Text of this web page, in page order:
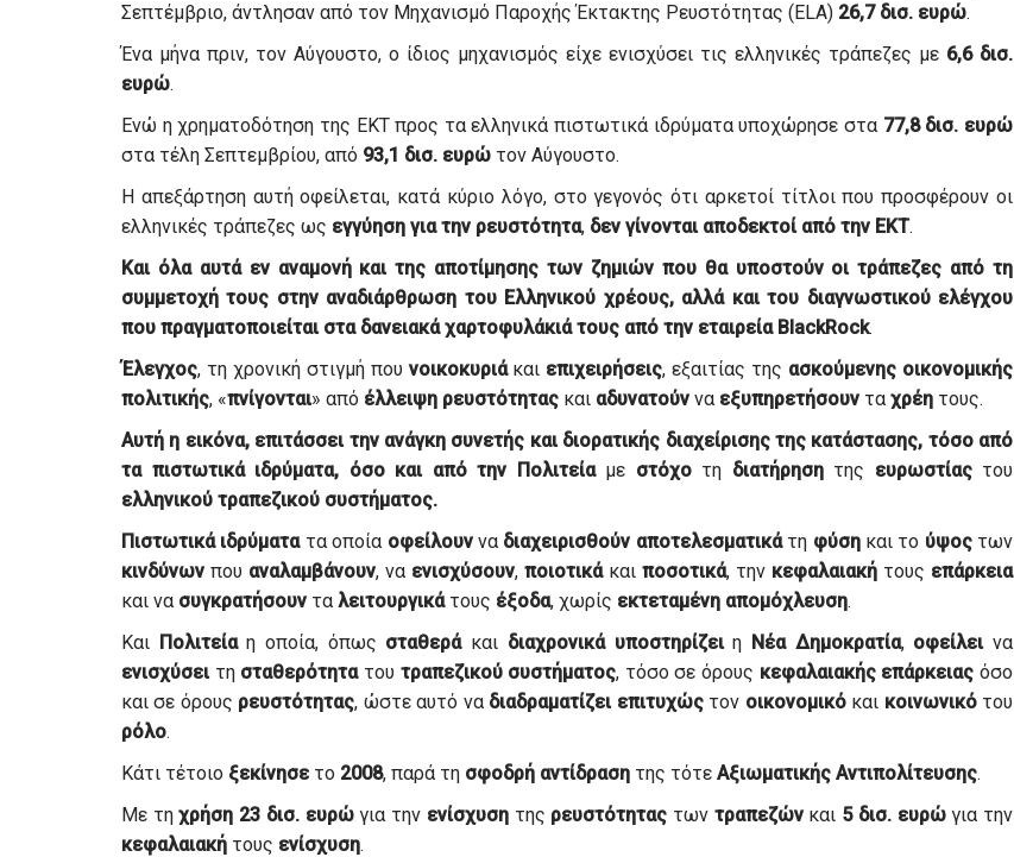
Σεπτέμβριο, άντλησαν από τον Μηχανισμό Παροχής Έκτακτης Ρευστότητας (ELA) 26,7 δισ. ευρώ.
Ένα μήνα πριν, τον Αύγουστο, ο ίδιος μηχανισμός είχε ενισχύσει τις ελληνικές τράπεζες με 6,6 δισ.
ευρώ.
Ενώ η χρηματοδότηση της ΕΚΤ προς τα ελληνικά πιστωτικά ιδρύματα υποχώρησε στα 77,8 δισ. ευρώ
στα τέλη Σεπτεμβρίου, από 93,1 δισ. ευρώ τον Αύγουστο.
Η απεξάρτηση αυτή οφείλεται, κατά κύριο λόγο, στο γεγονός ότι αρκετοί τίτλοι που προσφέρουν οι
ελληνικές τράπεζες ως εγγύηση για την ρευστότητα, δεν γίνονται αποδεκτοί από την ΕΚΤ.
Και όλα αυτά εν αναμονήκαι της αποτίμησης των ζημιώνπου θα υποστούνοιτράπεζες από τη
συμμετοχή τους στην αναδιάρθρωση του Ελληνικού χρέους, αλλά και του διαγνωστικού ελέγχου
που πραγματοποιείταιστα δανειακά χαρτοφυλάκιάτους από την εταιρεία BlackRock.
Έλεγχος, τη χρονική στιγμή που νοικοκυριάκαι επιχειρήσεις, εξαιτίας της ασκούμενης οικονομικής
πολιτικής, «πνίγονται» από έλλειψη ρευστότητας και αδυνατούν να εξυπηρετήσουν τα χρέη τους.
Αυτή η εικόνα, επιτάσσειτην ανάγκη συνετής και διορατικής διαχείρισηςτης κατάστασης, τόσο από
τα πιστωτικά ιδρύματα, όσο και από την Πολιτείαμε στόχοτη διατήρησητης ευρωστίαςτου
ελληνικού τραπεζικού συστήματος.
Πιστωτικά ιδρύματατα οποία οφείλουννα διαχειρισθούν αποτελεσματικάτη φύσηκαι το ύψοςτων
κινδύνων που αναλαμβάνουν, να ενισχύσουν, ποιοτικάκαι ποσοτικά, την κεφαλαιακή τους επάρκεια
και να συγκρατήσουν τα λειτουργικάτους έξοδα, χωρίς εκτεταμένη απομόχλευση.
Και Πολιτείαη οποία, όπως σταθεράκαι διαχρονικά υποστηρίζειη Νέα Δημοκρατία, οφείλεινα
ενισχύσειτη σταθερότητατου τραπεζικού συστήματος, τόσο σε όρους κεφαλαιακής επάρκειας όσο
και σε όρους ρευστότητας, ώστε αυτό να διαδραματίζει επιτυχώςτον οικονομικόκαι κοινωνικότου
ρόλο.
Κάτι τέτοιο ξεκίνησε το 2008, παρά τη σφοδρή αντίδραση της τότε Αξιωματικής Αντιπολίτευσης.
Με τηχρήση 23 δισ. ευρώγια την ενίσχυσητης ρευστότητας των τραπεζών και 5 δισ. ευρώγια την
κεφαλαιακή τους ενίσχυση.